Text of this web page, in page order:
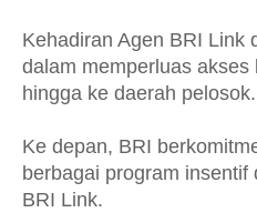
Kehadiran Agen BRI Link
dalam memperluas akses
hingga ke daerah pelosok.
Ke depan, BRI
berbagai program insentif
BRI Link.